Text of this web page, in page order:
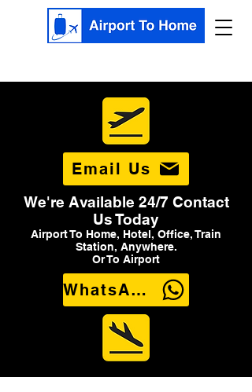
Email Us
We're Available 24/7 Contact
Us Today
Airport To Home, Hotel, Office, Train
Station, Anywhere.
Or To Airport
WhatsApp Us